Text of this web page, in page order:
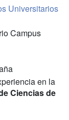
Universitarios
Campus
en la
Ciencias de